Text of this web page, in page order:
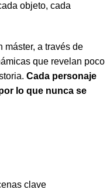
objeto, cada
máster, a través de
que revelan poco
Cada personaje
lo que nunca se
clave